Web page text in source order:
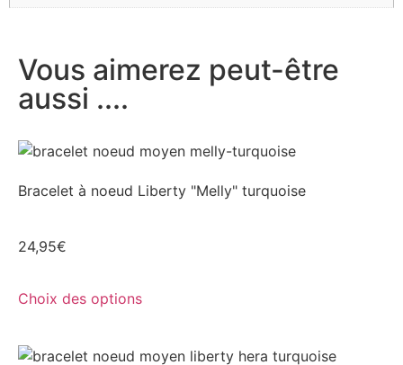
Vous aimerez peut-être
aussi ....
Bracelet à noeud Liberty "Melly" turquoise
24,95€
Choix des options